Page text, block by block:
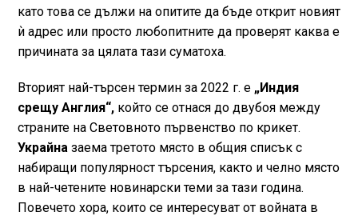
като това се дължи на опитите да бъде открит новият
ѝ адрес или просто любопитните да проверят каква е
причината за цялата тази суматоха.
Вторият най-търсен термин за 2022 г. е „Индия
срещу Англия“,който се отнася до двубоя между
страните на Световното първенство по крикет.
Украйназаема третото място в общия списък с
набиращи популярност търсения, както и челно място
в най-четените новинарски теми за тази година.
Повечето хора, които се интересуват от войната в